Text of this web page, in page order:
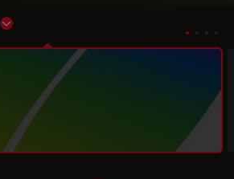
Show subnavigation